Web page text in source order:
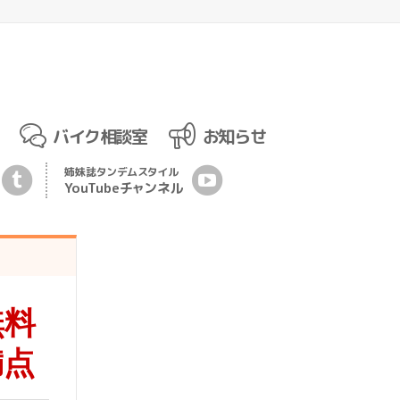
バイク相談室
お知らせ
姉妹誌タンデムスタイル
YouTubeチャンネル